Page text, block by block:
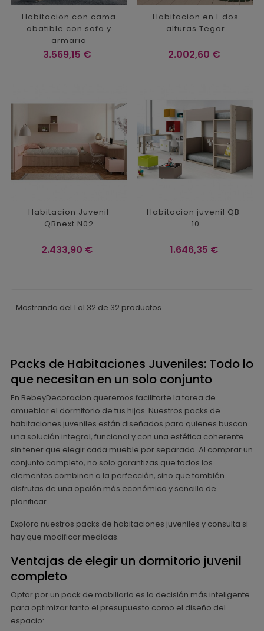
Habitacion con cama
abatible con sofa y
armario
Precio
3.569,15 €
Habitacion en L dos
alturas Tegar
Precio
2.002,60 €
Habitacion Juvenil
QBnext N02
Precio
2.433,90 €
Habitacion juvenil QB-
10
Precio
1.646,35 €
Mostrando del 1 al 32 de 32 productos
Packs de Habitaciones Juveniles: Todo lo
que necesitan en un solo conjunto
En BebeyDecoracion queremos facilitarte la tarea de
amueblar el dormitorio de tus hijos. Nuestros packs de
habitaciones juveniles están diseñados para quienes buscan
una solución integral, funcional y con una estética coherente
sin tener que elegir cada mueble por separado. Al comprar un
conjunto completo, no solo garantizas que todos los
elementos combinen a la perfección, sino que también
disfrutas de una opción más económica y sencilla de
planificar.
Explora nuestros packs de habitaciones juveniles y consulta si
hay que modificar medidas.
Ventajas de elegir un dormitorio juvenil
completo
Optar por un pack de mobiliario es la decisión más inteligente
para optimizar tanto el presupuesto como el diseño del
espacio: